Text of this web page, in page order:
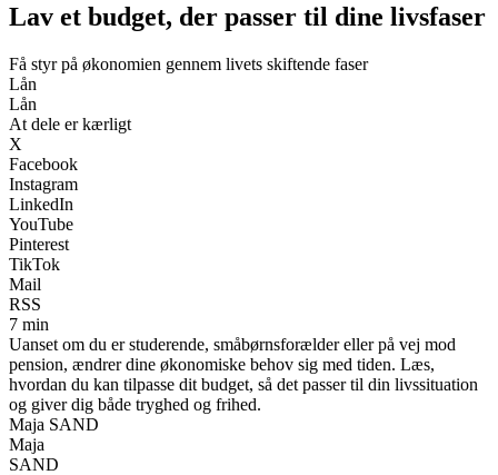
Lav et budget, der passer til dine livsfaser
Få styr på økonomien gennem livets skiftende faser
Lån
Lån
At dele er kærligt
X
Facebook
Instagram
LinkedIn
YouTube
Pinterest
TikTok
Mail
RSS
7 min
Uanset om du er studerende, småbørnsforælder eller på vej mod
pension, ændrer dine økonomiske behov sig med tiden. Læs,
hvordan du kan tilpasse dit budget, så det passer til din livssituation
og giver dig både tryghed og frihed.
Maja SAND
Maja
SAND